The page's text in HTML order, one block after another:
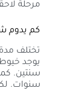
مرحلة
كم يدوم
تختلف
يوجد
سنتين.
سنوات.